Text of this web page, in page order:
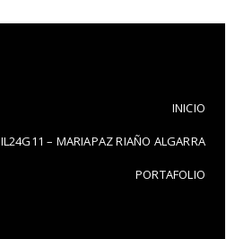
INICIO
IL24G11 – MARIAPAZ RIAÑO ALGARRA
PORTAFOLIO